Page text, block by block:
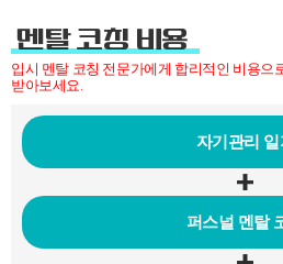
멘탈 코칭 비용
입시 멘탈 코칭 전문가에게 합리적인 비용으
받아보세요.
자기관리
퍼스널 멘탈